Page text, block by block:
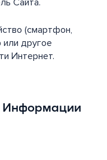
(смартфон,
другое
Интернет.
Информации